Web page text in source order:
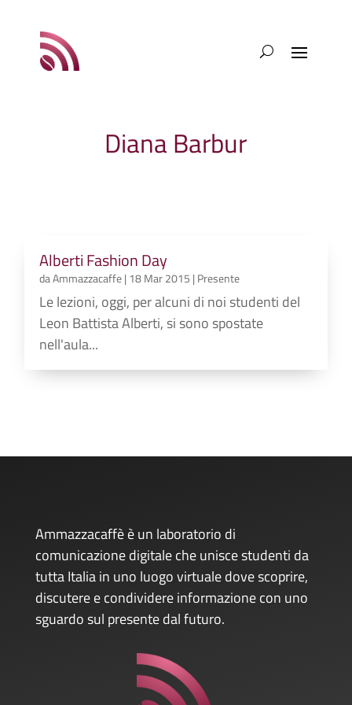
Diana Barbur
Alberti Fashion Day
daAmmazzacaffe| 18 Mar 2015 | Presente
Le lezioni, oggi, per alcuni di noi studenti del
Leon Battista Alberti, si sono spostate
nell'aula...
Ammazzacaffè è un laboratorio di
comunicazione digitale che unisce studenti da
tutta Italia in uno luogo virtuale dove scoprire,
discutere e condividere informazione con uno
sguardo sul presente dal futuro.